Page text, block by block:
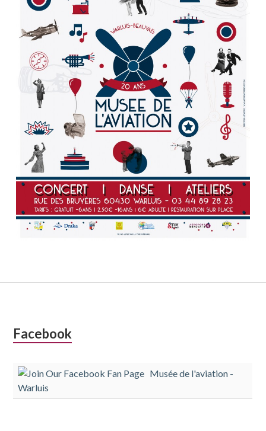
Colonne
subsidiaire
Facebook
Musée de l'aviation -
Warluis